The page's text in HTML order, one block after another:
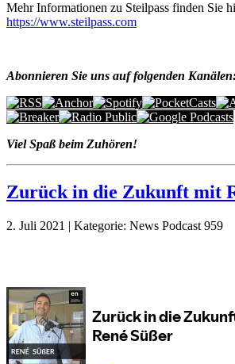
Mehr Informationen zu Steilpass finden Sie
https://www.steilpass.com
Abonnieren Sie uns auf folgenden
Viel Spaß beim Zuhören!
Zurück in die Zukunft mit
2. Juli 2021 | Kategorie: News Podcast 959